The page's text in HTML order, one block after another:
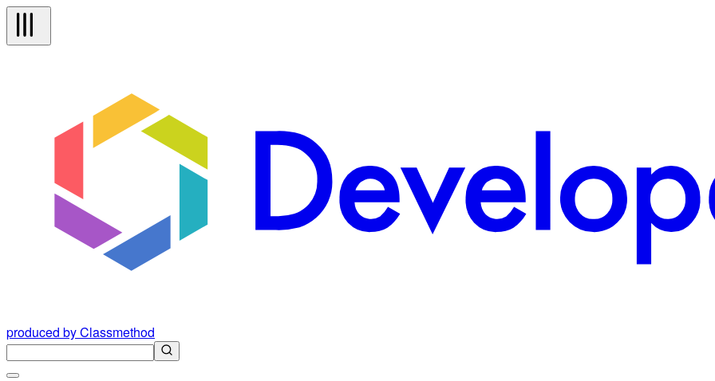
produced by Classmethod